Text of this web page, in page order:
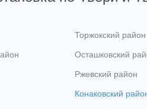
Торжокский район
Осташковский
Ржевский район
Конаковский